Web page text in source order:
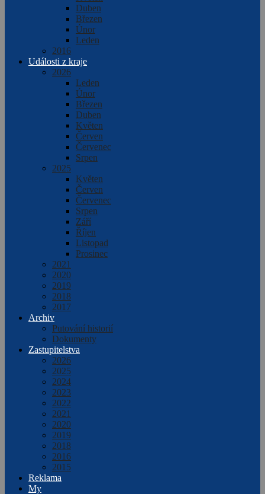
Duben
Březen
Únor
Leden
2016
Události z kraje
2026
Leden
Únor
Březen
Duben
Květen
Červen
Červenec
Srpen
2025
Květen
Červen
Červenec
Srpen
Září
Říjen
Listopad
Prosinec
2021
2020
2019
2018
2017
Archiv
Putování historií
Dokumenty
Zastupitelstva
2026
2025
2024
2023
2022
2021
2020
2019
2018
2016
2015
Reklama
My